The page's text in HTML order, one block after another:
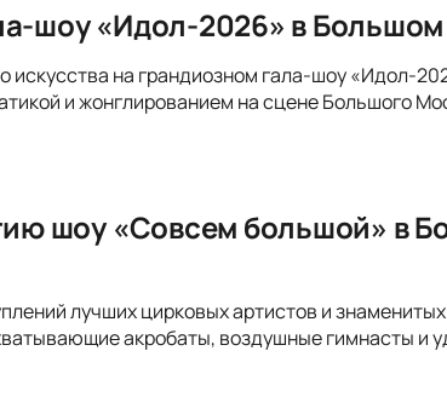
шоу «Идол-2026» в
искусства на грандиозном гала-шоу «Идол-
и жонглированием на сцене Большого
шоу «Совсем большой» в
лучших цирковых артистов и
акробаты, воздушные гимнасты и